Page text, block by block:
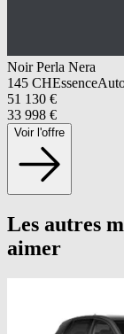
Noir Perla Nera
145 CHEssence
51 130 €
33 998 €
Voir l'offre
Les autres
aimer